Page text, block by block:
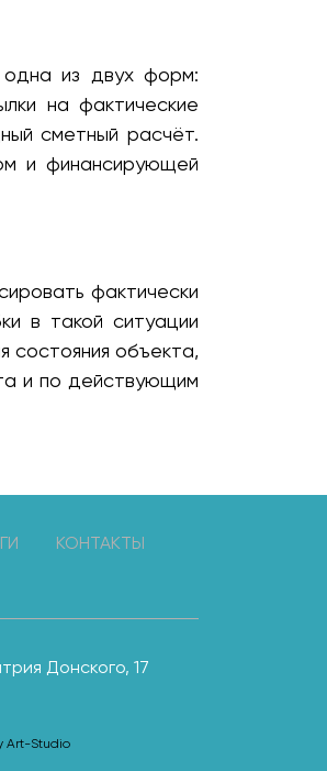
одна из двух форм:
на фактические
сметный расчёт.
и финансирующей
фактически
в такой ситуации
состояния объекта,
и по действующим
КОНТАКТЫ
Донского, 17
Art-Studio